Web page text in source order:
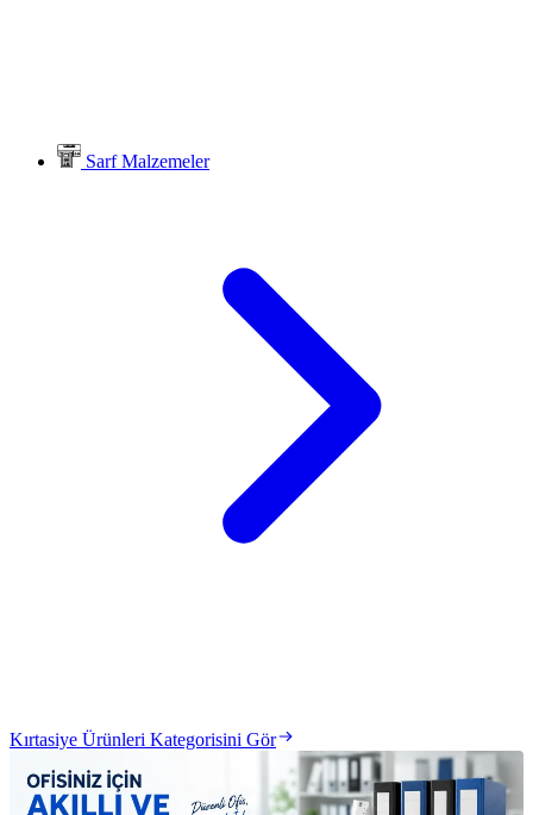
Sarf Malzemeler
Kırtasiye Ürünleri Kategorisini Gör